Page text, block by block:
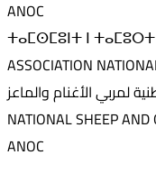
ANOC
ⵜⴰⵎⵙⵎⵓⵏⵜ ⵏ
ASSOCIATION
لمربي الأغنام والماعز
NATIONAL SHEEP AND
ANOC